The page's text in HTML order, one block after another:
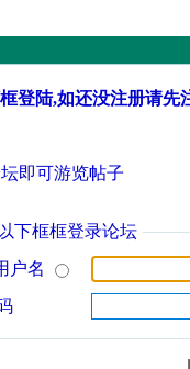
登陆,如还没注册请先
即可游览帖子
下框框登录论坛
户名